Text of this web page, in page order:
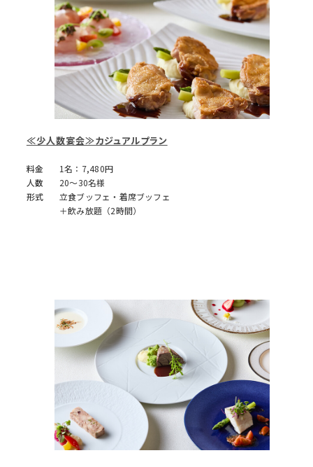
≪少人数宴会≫カジュアルプラン
料金
1名：7,480円
人数
20～30名様
形式
立食ブッフェ・着席ブッフェ
＋飲み放題（2時間）